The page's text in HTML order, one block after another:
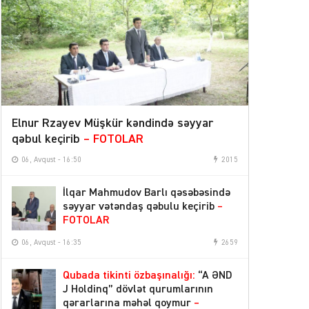
14:00
Forumunun Təşkilat Komitəsi yaradılıb
13:31
Media və Yayım Şurası yaradıldı –
Strukturu TƏSDİQLƏNDİ
13:30
Prezident üç səfiri geri çağırdı
Azərbaycan nefti yenidən bahalaşdı
12:24
olundu
Türkiyə, Səudiyyə Ərəbistanı və
Pakistan hərbi ittifaq yaradır
06 Avqust 2026
17:29
Rusiya-Ukrayna müharibəsi
dayandırılmalıdır– Nazir
Elnur Rzayev Müşkür kəndində səyyar
qəbul keçirib – FOTOLAR
06, Avqust - 16:50 2015
İlqar Mahmudov Barlı qəsəbəsində
səyyar vətəndaş qəbulu keçirib –
FOTOLAR
06, Avqust - 16:35 2659
Qubada tikinti özbaşınalığı: “A ƏND
J Holdinq” dövlət qurumlarının
qərarlarına məhəl qoymur –